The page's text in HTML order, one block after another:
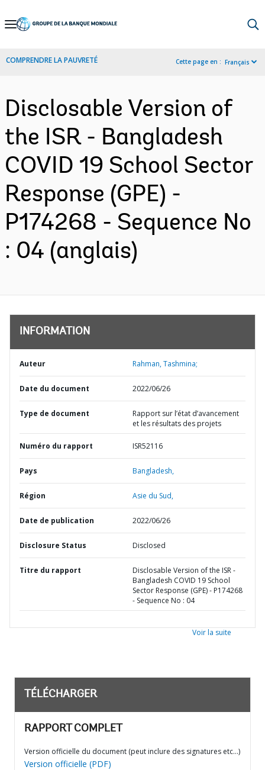
Skip
Navigation
COMPRENDRE LA PAUVRETÉ Cette page en : Français
Disclosable Version of
the ISR - Bangladesh
COVID 19 School Sector
Response (GPE) -
P174268 - Sequence No
: 04 (anglais)
INFORMATION
Auteur Rahman, Tashmina;
Date du document 2022/06/26
Type de document
Rapport sur l’état d’avancement
et les résultats des projets
Numéro du rapport ISR52116
Pays Bangladesh,
Région Asie du Sud,
Date de publication 2022/06/26
Disclosure Status Disclosed
Titre du rapport
Disclosable Version of the ISR -
Bangladesh COVID 19 School
Sector Response (GPE) - P174268
- Sequence No : 04
Voir la suite
TÉLÉCHARGER
RAPPORT COMPLET
Version officielle du document (peut inclure des signatures etc…)
Version officielle (PDF)